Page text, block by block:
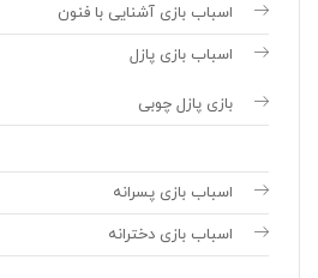
اسباب بازی آشنایی با فنون
اسباب بازی پازل
بازی پازل چوبی
اسباب بازی پسرانه
اسباب بازی دخترانه